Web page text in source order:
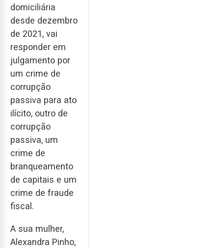
domiciliária
desde dezembro
de 2021, vai
responder em
julgamento por
um crime de
corrupção
passiva para ato
ilícito, outro de
corrupção
passiva, um
crime de
branqueamento
de capitais e um
crime de fraude
fiscal.
A sua mulher,
Alexandra Pinho,